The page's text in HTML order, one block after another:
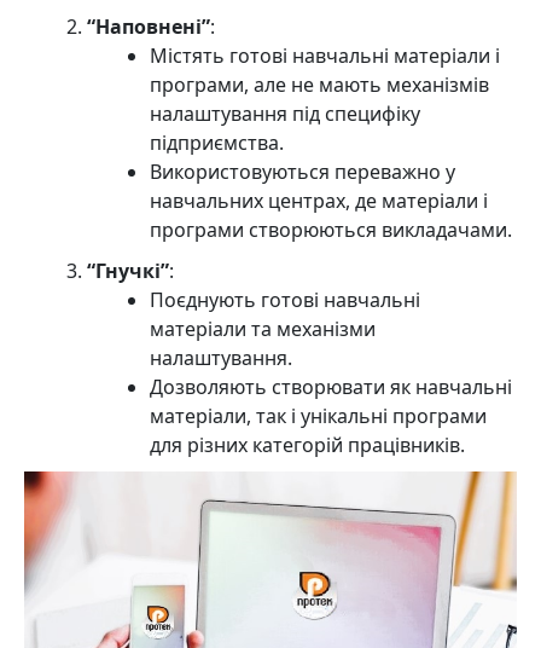
“Наповнені”:
Містять готові навчальні матеріали і
програми, але не мають механізмів
налаштування під специфіку
підприємства.
Використовуються переважно у
навчальних центрах, де матеріали і
програми створюються викладачами.
“Гнучкі”:
Поєднують готові навчальні
матеріали та механізми
налаштування.
Дозволяють створювати як навчальні
матеріали, так і унікальні програми
для різних категорій працівників.